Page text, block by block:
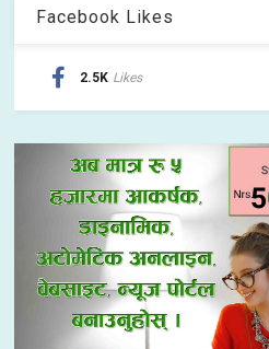
Facebook Likes
2.5K Likes